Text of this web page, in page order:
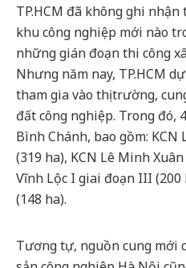
TP.HCM đã không ghi
khu công nghiệp mới nào
những gián đoạn thi công
Nhưng năm nay, TP.HCM
tham gia vào thị trường,
đất công nghiệp. Trong đó,
Bình Chánh, bao gồm:
(319 ha), KCN Lê Minh
Vĩnh Lộc I giai đoạn III (200
(148 ha).
Tương tự, nguồn cung mới